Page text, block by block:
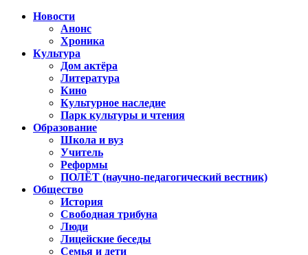
Новости
Анонс
Хроника
Культура
Дом актёра
Литература
Кино
Культурное наследие
Парк культуры и чтения
Образование
Школа и вуз
Учитель
Реформы
ПОЛЁТ (научно-педагогический вестник)
Общество
История
Свободная трибуна
Люди
Лицейские беседы
Семья и дети